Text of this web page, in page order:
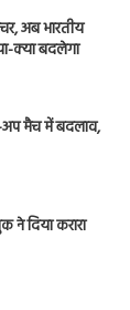
अब भारतीय
क्या बदलेगा
अप मैच में बदलाव,
ने दिया करारा